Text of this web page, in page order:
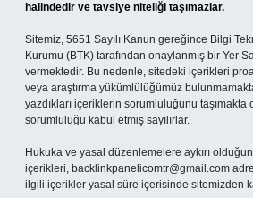
halindedir ve tavsiye niteliği taşımazlar.
Sitemiz, 5651 Sayılı Kanun gereğince Bilgi
Kurumu (BTK) tarafından onaylanmış bir Yer
vermektedir. Bu nedenle, sitedeki içerikleri
veya araştırma yükümlülüğümüz
yazdıkları içeriklerin sorumluluğunu
sorumluluğu kabul etmiş sayılırlar.
Hukuka ve yasal düzenlemelere aykırı
içerikleri, backlinkpanelicomtr@gmail.com
ilgili içerikler yasal süre içerisinde sitemizden